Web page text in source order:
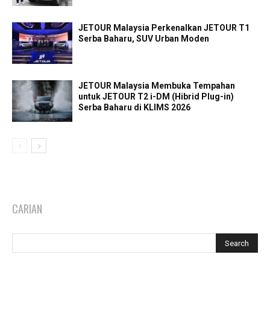
JETOUR Malaysia Perkenalkan JETOUR T1
Serba Baharu, SUV Urban Moden
JETOUR Malaysia Membuka Tempahan
untuk JETOUR T2 i-DM (Hibrid Plug-in)
Serba Baharu di KLIMS 2026
CARIAN